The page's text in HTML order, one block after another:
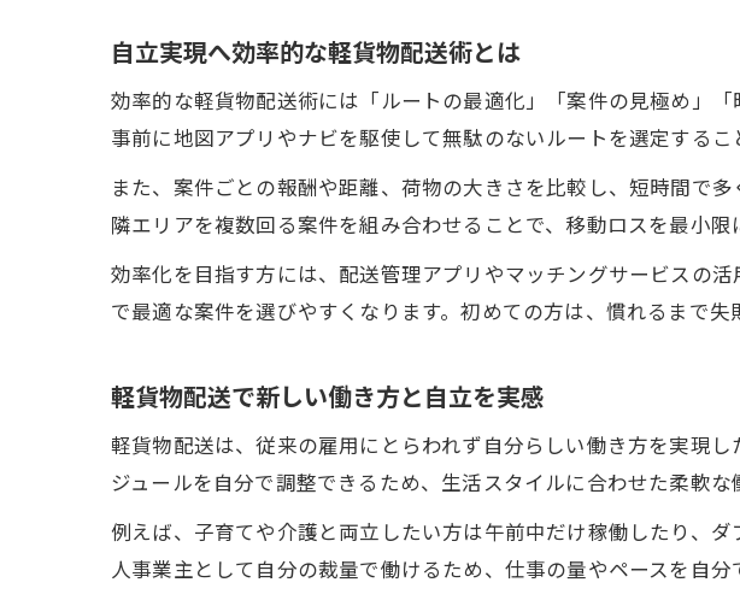
軽貨物配送
効率的な案
自立を目指
横浜で自立
軽貨物配送
配送アプリを使
自立志向ド
軽貨物配送
自立型ドラ
地域特性を活か
自立実現へ効率的な軽貨物配送術とは
効率的な軽貨物配送術には「ルートの最適化」「案件の見極め」
事前に地図アプリやナビを駆使して無駄のないルートを選定する
また、案件ごとの報酬や距離、荷物の大きさを比較し、短時間で
隣エリアを複数回る案件を組み合わせることで、移動ロスを最小限
効率化を目指す方には、配送管理アプリやマッチングサービスの
で最適な案件を選びやすくなります。初めての方は、慣れるまで
軽貨物配送で新しい働き方と自立を実感
軽貨物配送は、従来の雇用にとらわれず自分らしい働き方を実現
ジュールを自分で調整できるため、生活スタイルに合わせた柔軟な
例えば、子育てや介護と両立したい方は午前中だけ稼働したり、
人事業主として自分の裁量で働けるため、仕事の量やペースを自分